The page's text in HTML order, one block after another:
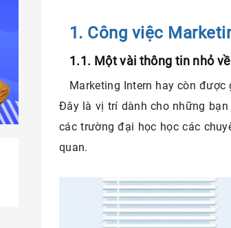
1. Công việc
1.1. Một vài thông tin nhỏ
Marketing Intern hay còn
Đây là vị trí dành cho những
các trường đại học học các
quan.